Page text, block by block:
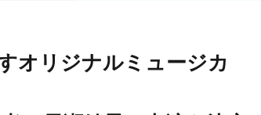
オリジナルミュージカ